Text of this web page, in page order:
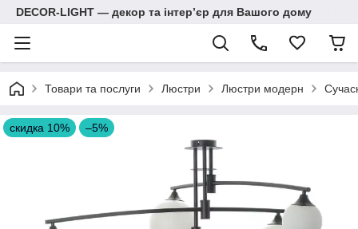
DECOR-LIGHT — декор та інтерʼєр для Вашого дому
Товари та послуги Люстри Люстри модерн
скидка 10% –5%